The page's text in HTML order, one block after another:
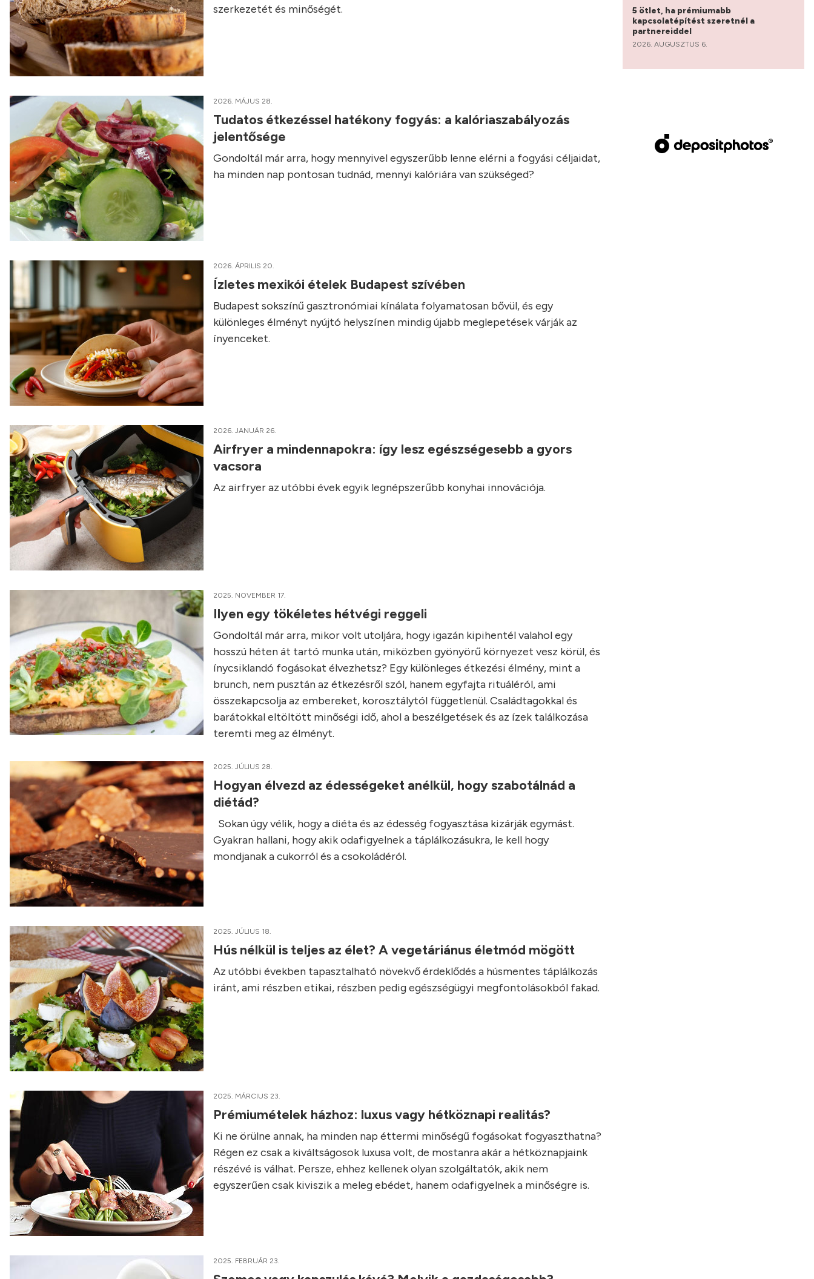
szerkezetét és minőségét.
2026. MÁJUS 28.
Tudatos étkezéssel hatékony fogyás: a kalóriaszabályozás
jelentősége
Gondoltál már arra, hogy mennyivel egyszerűbb lenne elérni a fogyási céljaidat,
ha minden nap pontosan tudnád, mennyi kalóriára van szükséged?
2026. ÁPRILIS 20.
Ízletes mexikói ételek Budapest szívében
Budapest sokszínű gasztronómiai kínálata folyamatosan bővül, és egy
különleges élményt nyújtó helyszínen mindig újabb meglepetések várják az
ínyenceket.
2026. JANUÁR 26.
Airfryer a mindennapokra: így lesz egészségesebb a gyors
vacsora
Az airfryer az utóbbi évek egyik legnépszerűbb konyhai innovációja.
2025. NOVEMBER 17.
Ilyen egy tökéletes hétvégi reggeli
Gondoltál már arra, mikor volt utoljára, hogy igazán kipihentél valahol egy
hosszú héten át tartó munka után, miközben gyönyörű környezet vesz körül, és
ínycsiklandó fogásokat élvezhetsz? Egy különleges étkezési élmény, mint a
brunch, nem pusztán az étkezésről szól, hanem egyfajta rituáléról, ami
összekapcsolja az embereket, korosztálytól függetlenül. Családtagokkal és
barátokkal eltöltött minőségi idő, ahol a beszélgetések és az ízek találkozása
teremti meg az élményt.
2025. JÚLIUS 28.
Hogyan élvezd az édességeket anélkül, hogy szabotálnád a
diétád?
Sokan úgy vélik, hogy a diéta és az édesség fogyasztása kizárják egymást.
Gyakran hallani, hogy akik odafigyelnek a táplálkozásukra, le kell hogy
mondjanak a cukorról és a csokoládéról.
2025. JÚLIUS 18.
Hús nélkül is teljes az élet? A vegetáriánus életmód mögött
Az utóbbi években tapasztalható növekvő érdeklődés a húsmentes táplálkozás
iránt, ami részben etikai, részben pedig egészségügyi megfontolásokból fakad.
2025. MÁRCIUS 23.
Prémiumételek házhoz: luxus vagy hétköznapi realitás?
Ki ne örülne annak, ha minden nap éttermi minőségű fogásokat fogyaszthatna?
Régen ez csak a kiváltságosok luxusa volt, de mostanra akár a hétköznapjaink
részévé is válhat. Persze, ehhez kellenek olyan szolgáltatók, akik nem
egyszerűen csak kiviszik a meleg ebédet, hanem odafigyelnek a minőségre is.
2025. FEBRUÁR 23.
5 ötlet, ha prémiumabb
kapcsolatépítést szeretnél a
partnereiddel
2026. AUGUSZTUS 6.